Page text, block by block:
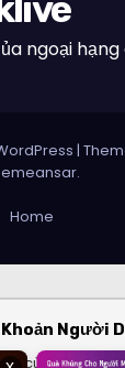
ngoại hạng
|
.
Home
Người
số của chúng